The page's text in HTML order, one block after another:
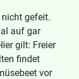
gefeit.
auf gar
gilt: Freier
findet
vor